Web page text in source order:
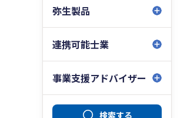
弥生製品
連携可能士業
事業支援アドバイザー
検索する